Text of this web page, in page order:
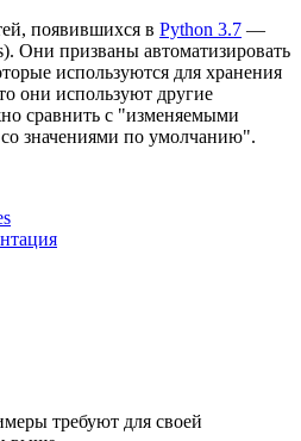
появившихся в Python 3.7 —
Они призваны автоматизировать
используются для хранения
они используют другие
сравнить с "изменяемыми
значениями по умолчанию".
требуют для своей